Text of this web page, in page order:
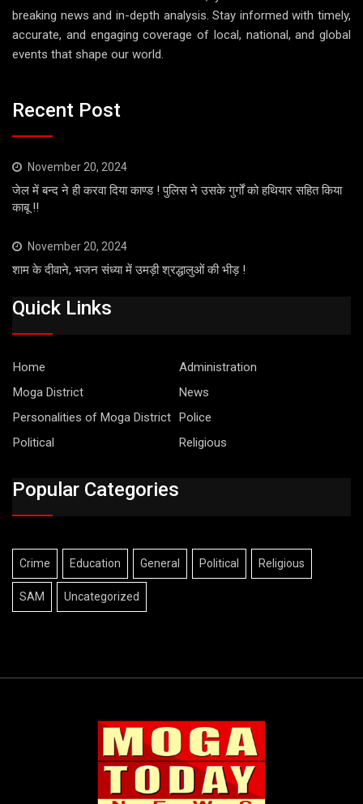
breaking news and in-depth analysis. Stay informed with timely,
accurate, and engaging coverage of local, national, and global
events that shape our world.
Recent Post
November 20, 2024
जेल में बन्द ने ही करवा दिया काण्ड ! पुलिस ने उसके गुर्गों को हथियार सहित किया
काबू !!
November 20, 2024
शाम के दीवाने, भजन संध्या में उमड़ी श्रद्धालुओं की भीड़ !
Quick Links
Home
Administration
Moga District
News
Personalities of Moga District Police
Political
Religious
Popular Categories
Crime Education General Political Religious
SAM Uncategorized